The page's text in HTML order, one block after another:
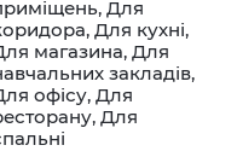
, Для
, Для кухні,
магазина, Для
закладів,
офісу, Для
, Для